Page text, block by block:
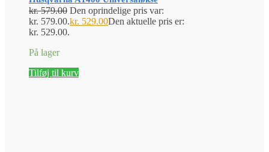
kr.579.00 Den oprindelige pris var:
kr. 579.00.kr. 529.00Den aktuelle pris er:
kr. 529.00.
På lager
Tilføj til kurv